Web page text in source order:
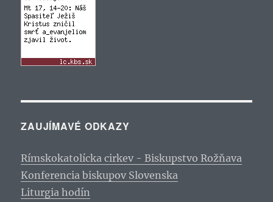
ZAUJÍMAVÉ ODKAZY
Rímskokatolícka cirkev - Biskupstvo Rožňava
Konferencia biskupov Slovenska
Liturgia hodín